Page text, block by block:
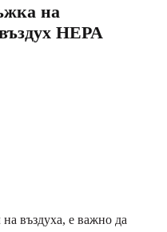
на
HEPA
на въздуха, е важно да